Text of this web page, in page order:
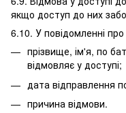
якщо доступ до них
6.10. У повідомленні
прізвище, ім'я, по
відмовляє у доступі;
дата відправлення
причина відмови.